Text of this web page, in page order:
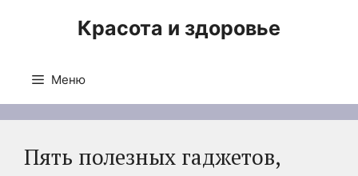
Красота и здоровье
Меню
Пять полезных гаджетов,